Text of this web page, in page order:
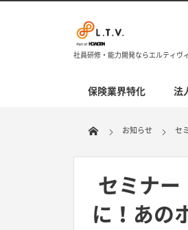
社員研修・能力開発ならエルティヴ
保険業界特化 法
お知らせ セ
セミナ
に！あの